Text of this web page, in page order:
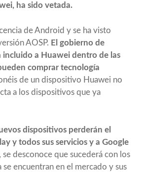
ha sido vetada.
de Android y se ha visto
AOSP. El gobierno de
incluido a Huawei dentro de las
comprar tecnología
de un dispositivo Huawei no
a los dispositivos que ya
dispositivos perderán el
y todos sus servicios y a Google
se desconoce que sucederá con los
encuentran en el mercado y sus